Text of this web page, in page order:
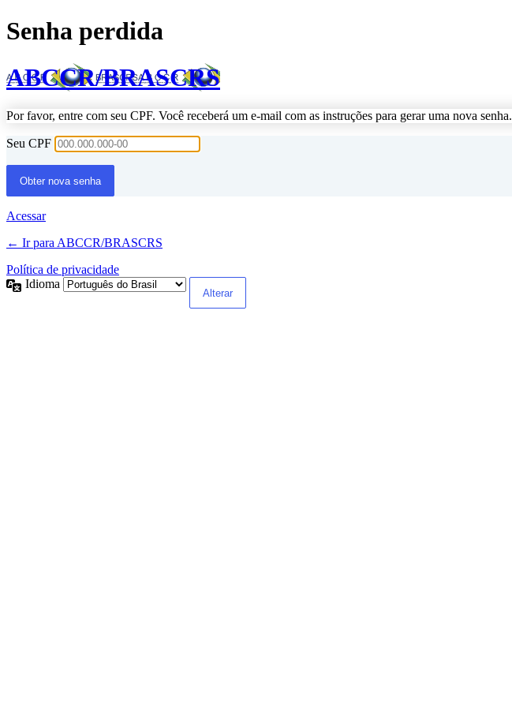
Senha perdida
ABCCR/BRASCRS
Por favor, entre com seu CPF. Você receberá um e-mail com as instruções para gerar uma nova senha.
Seu CPF
Acessar
← Ir para ABCCR/BRASCRS
Política de privacidade
Idioma